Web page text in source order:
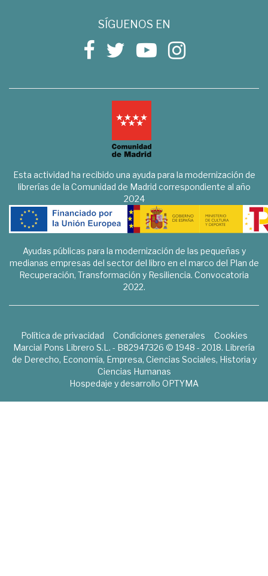
SÍGUENOS EN
Esta actividad ha recibido una ayuda para la modernización de
librerías de la Comunidad de Madrid correspondiente al año
2024
Ayudas públicas para la modernización de las pequeñas y
medianas empresas del sector del libro en el marco del Plan de
Recuperación, Transformación y Resiliencia. Convocatoria
2022.
Política de privacidad Condiciones generales
Cookies
Marcial Pons Librero S.L. - B82947326 © 1948 - 2018. Librería
de Derecho, Economía, Empresa, Ciencias Sociales, Historia y
Ciencias Humanas
Hospedaje y desarrollo OPTYMA